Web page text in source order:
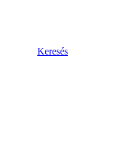
Keresés